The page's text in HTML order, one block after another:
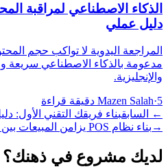
الذكاء الاصطناعي لمراقبة
دليل عملي
المراجعة اليدوية لا تواكب حجم
مدعومة بالذكاء الاصطناعي سريعة
والإنجليزية.
Mazen Salah·5 دقيقة قراءة
←
السابقبناء فريقك التقني الأول:
→ بناء نظام POS يزامن المبيعات بين الإنترنت والمتجر
لديك مشروع في ذهنك؟